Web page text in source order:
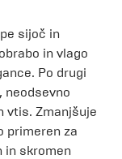
sijoč in
in vlago
Po drugi
neodsevno
vtis. Zmanjšuje
primeren za
in skromen